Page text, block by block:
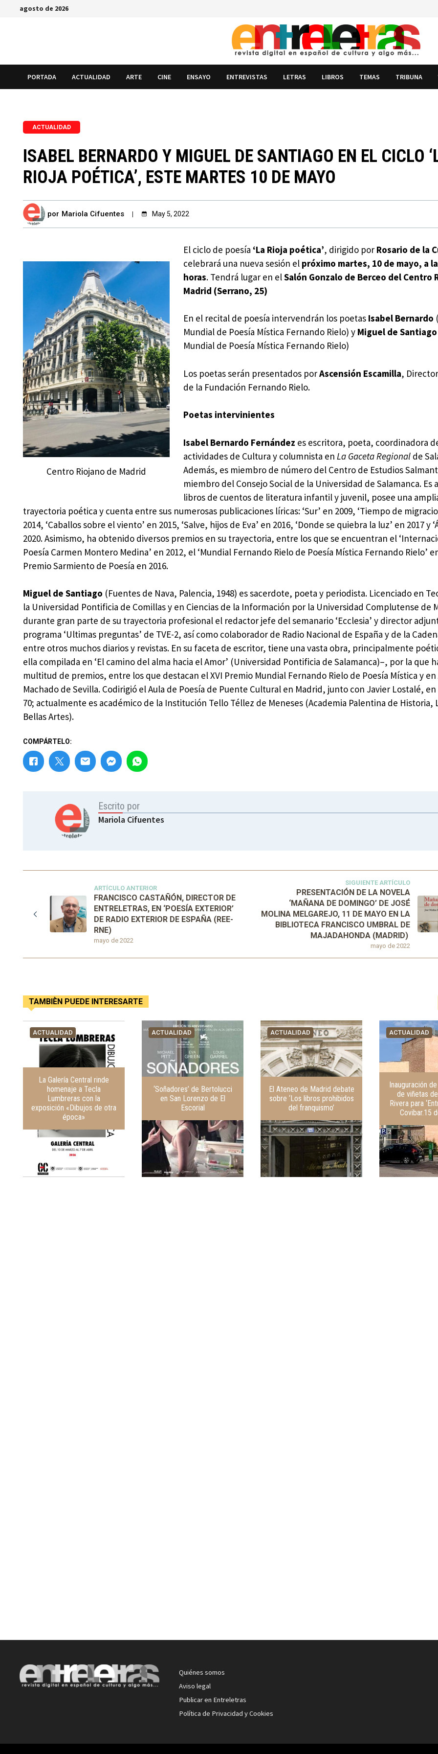
Saltaragosto de 2026
PORTADA ACTUALIDAD ARTE CINE ENSAYO ENTREVISTAS LETRAS LIBROS TEMAS TRIBUNA
ACTUALIDAD
ISABEL BERNARDO Y MIGUEL DE SANTIAGO EN EL CICLO
RIOJA POÉTICA’, ESTE MARTES 10 DE MAYO
por Mariola Cifuentes May 5, 2022
Centro Riojano de Madrid
El ciclo de poesía ‘La Rioja poética’, dirigido por Rosario de la
celebrará una nueva sesión el próximo martes, 10 de mayo, a
horas. Tendrá lugar en elSalón Gonzalo de Berceo del Centro
Madrid (Serrano, 25)
En el recital de poesía intervendrán los poetas Isabel Bernardo
Mundial de Poesía Mística Fernando Rielo) y Miguel de Santiago
Mundial de Poesía Mística Fernando Rielo)
Los poetas serán presentados porAscensión Escamilla,
de la Fundación Fernando Rielo.
Poetas intervinientes
Isabel Bernardo Fernández es escritora, poeta, coordinadora
actividades de Cultura y columnista enLa Gaceta Regional de
Además, es miembro de número del Centro de Estudios
miembro del Consejo Social de la Universidad de Salamanca. Es
libros de cuentos de literatura infantil y juvenil, posee una
trayectoria poética y cuenta entre sus numerosas publicaciones líricas: ‘Sur’ en 2009, ‘Tiempo de
2014, ‘Caballos sobre el viento’ en 2015, ‘Salve, hijos de Eva’ en 2016, ‘Donde se quiebra la luz’ en 2017 y
2020. Asimismo, ha obtenido diversos premios en su trayectoria, entre los que se encuentran el
Poesía Carmen Montero Medina’ en 2012, el ‘Mundial Fernando Rielo de Poesía Mística Fernando Rielo’
Premio Sarmiento de Poesía en 2016.
Miguel de Santiago (Fuentes de Nava, Palencia, 1948) es sacerdote, poeta y periodista. Licenciado en
la Universidad Pontificia de Comillas y en Ciencias de la Información por la Universidad Complutense de
durante gran parte de su trayectoria profesional el redactor jefe del semanario ‘Ecclesia’ y director
programa ‘Ultimas preguntas’ de TVE-2, así como colaborador de Radio Nacional de España y de la
entre otros muchos diarios y revistas. En su faceta de escritor, tiene una vasta obra, principalmente
ella compilada en ‘El camino del alma hacia el Amor’ (Universidad Pontificia de Salamanca)–, por la que
multitud de premios, entre los que destacan el XVI Premio Mundial Fernando Rielo de Poesía Mística y
Machado de Sevilla. Codirigió el Aula de Poesía de Puente Cultural en Madrid, junto con Javier Lostalé, en
70; actualmente es académico de la Institución Tello Téllez de Meneses (Academia Palentina de Historia,
Bellas Artes).
COMPÁRTELO:
Escrito por
Mariola Cifuentes
ARTÍCULO ANTERIOR
mayo de 2022
FRANCISCO CASTAÑÓN, DIRECTOR DE
ENTRELETRAS, EN ‘POESÍA EXTERIOR’
DE RADIO EXTERIOR DE ESPAÑA (REE-
RNE)
SIGUIENTE ARTÍCULO
mayo de 2022
PRESENTACIÓN DE LA NOVELA
‘MAÑANA DE DOMINGO’ DE JOSÉ
MOLINA MELGAREJO, 11 DE MAYO EN LA
BIBLIOTECA FRANCISCO UMBRAL DE
MAJADAHONDA (MADRID)
TAMBIÈN PUEDE INTERESARTE
ACTUALIDAD
La Galería Central rinde
homenaje a Tecla
Lumbreras con la
exposición «Dibujos de otra
época»
ACTUALIDAD
‘Soñadores’ de Bertolucci
en San Lorenzo de El
Escorial
ACTUALIDAD
El Ateneo de Madrid debate
sobre ‘Los libros prohibidos
del franquismo’
ACTUALIDAD
Inauguración
de viñetas
Rivera para
Covibar.15
Quiénes somos
Aviso legal
Publicar en Entreletras
Política de Privacidad y Cookies